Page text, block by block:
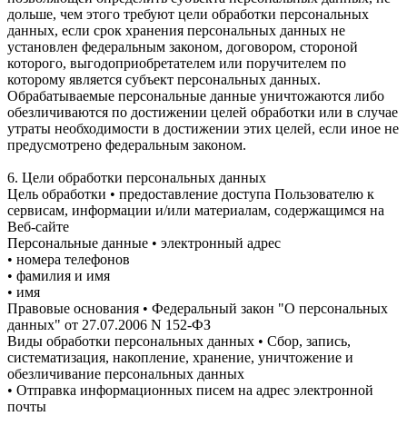
дольше, чем этого требуют цели обработки персональных
данных, если срок хранения персональных данных не
установлен федеральным законом, договором, стороной
которого, выгодоприобретателем или поручителем по
которому является субъект персональных данных.
Обрабатываемые персональные данные уничтожаются либо
обезличиваются по достижении целей обработки или в случае
утраты необходимости в достижении этих целей, если иное не
предусмотрено федеральным законом.
6. Цели обработки персональных данных
Цель обработки • предоставление доступа Пользователю к
сервисам, информации и/или материалам, содержащимся на
Веб-сайте
Персональные данные • электронный адрес
• номера телефонов
• фамилия и имя
• имя
Правовые основания • Федеральный закон "О персональных
данных" от 27.07.2006 N 152-ФЗ
Виды обработки персональных данных • Сбор, запись,
систематизация, накопление, хранение, уничтожение и
обезличивание персональных данных
• Отправка информационных писем на адрес электронной
почты